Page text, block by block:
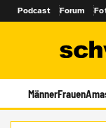
Podcast Forum
MännerFrauen